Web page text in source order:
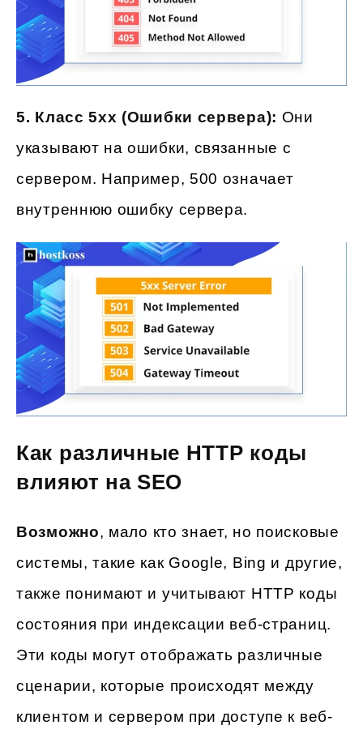
5. Класс 5xx (Ошибки сервера): Они
указывают на ошибки, связанные с
сервером. Например, 500 означает
внутреннюю ошибку сервера.
Как различные HTTP коды
влияют на SEO
Возможно, мало кто знает, но поисковые
системы, такие как Google, Bing и другие,
также понимают и учитывают HTTP коды
состояния при индексации веб-страниц.
Эти коды могут отображать различные
сценарии, которые происходят между
клиентом и сервером при доступе к веб-